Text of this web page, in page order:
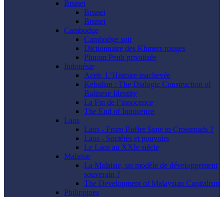
Brunei
Brunei
Brunei
Cambodge
Cambodge soir
Dictionnaire des Khmers rouges
Phnom Penh privatisée
Indonésie
Aceh, L’Histoire inachevée
Kebalian : The Dialogic Construction of
Balinese Identity
La Fin de l’innocence
The End of Innocence
Laos
Laos - From Buffer State to Crossroads ?
Laos - Sociétés et pouvoirs
Le Laos au XXIe siècle
Malaisie
La Malaisie, un modèle de développement
souverain ?
The Development of Malaysian Capitalism
Philippines